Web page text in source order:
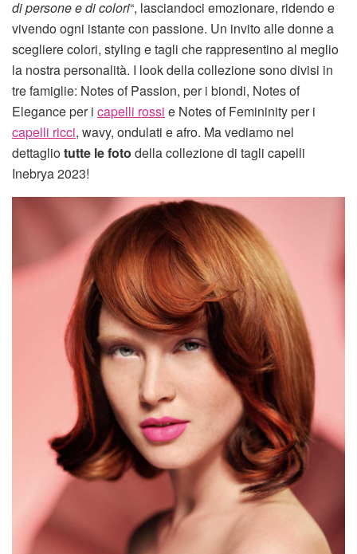
di persone e di colori“, lasciandoci emozionare, ridendo e
vivendo ogni istante con passione. Un invito alle donne a
scegliere colori, styling e tagli che rappresentino al meglio
la nostra personalità. I look della collezione sono divisi in
tre famiglie: Notes of Passion, per i biondi, Notes of
Elegance per i capelli rossi e Notes of Femininity per i
capelli ricci, wavy, ondulati e afro. Ma vediamo nel
dettagliotutte le foto della collezione di tagli capelli
Inebrya 2023!